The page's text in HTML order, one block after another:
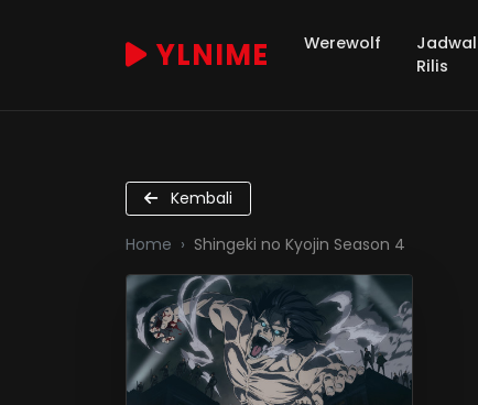
YLNIME Werewolf
Jadwal
Rilis
Kembali
Home Shingeki no Kyojin Season 4